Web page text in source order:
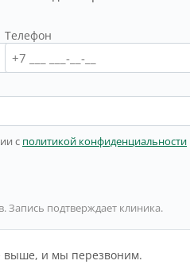
Телефон
с политикой конфиденциальности
Запись подтверждает клиника.
выше, и мы перезвоним.